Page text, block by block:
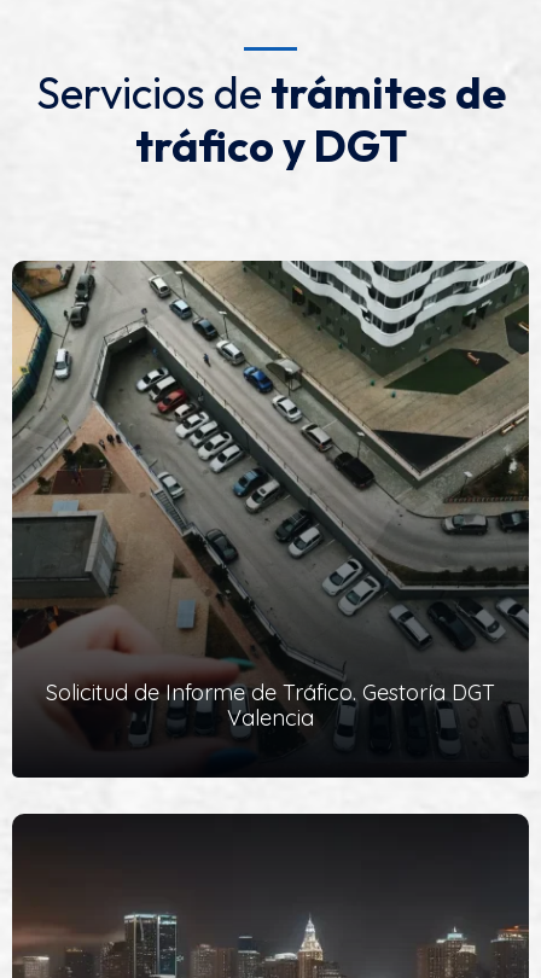
Servicios de trámites de
tráfico y DGT
Solicitud de Informe de Tráfico. Gestoría DGT
Valencia
Solicitud de Informe de Tráfico. Gestoría DGT
Valencia